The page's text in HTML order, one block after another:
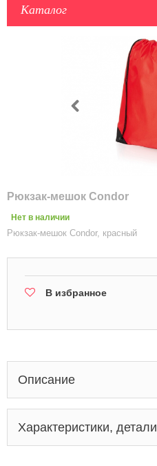
Каталог
Рюкзак-мешок Condor
Нет в наличии
Рюкзак-мешок Condor, красный
В избранное
Описание
Характеристики, детали